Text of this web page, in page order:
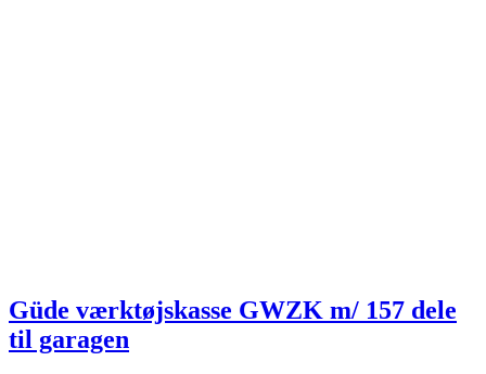
Güde værktøjskasse GWZK m/ 157 dele
til garagen